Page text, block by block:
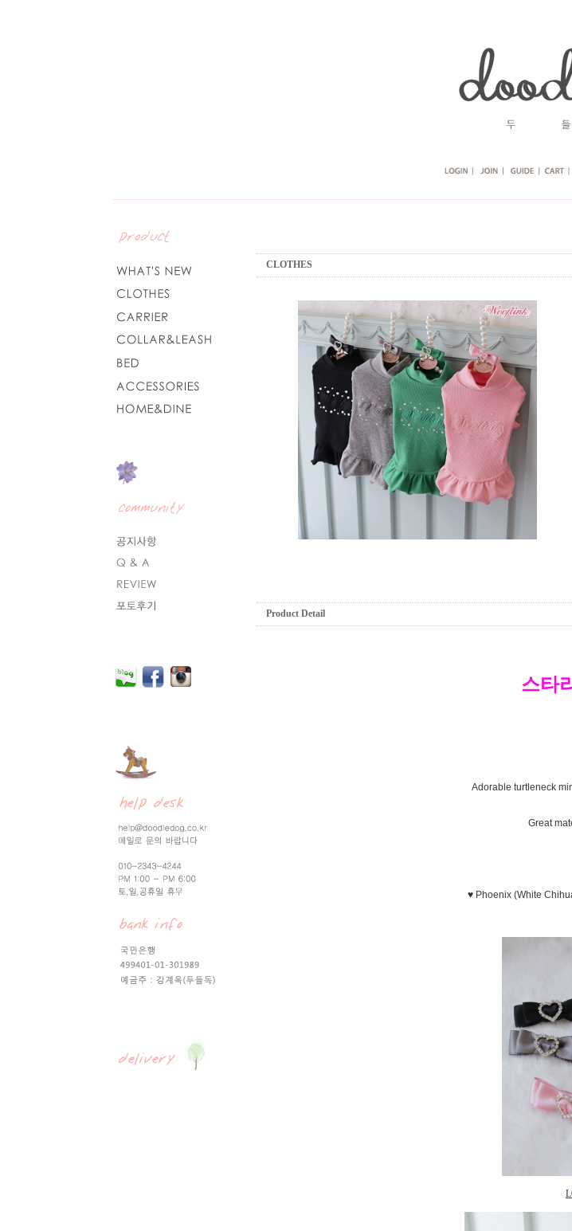
CLOTHES
Product Detail
스타
Adorable turtleneck
Great
♥ Phoenix (White